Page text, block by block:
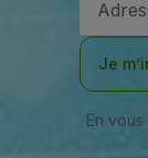
e-
Je
En